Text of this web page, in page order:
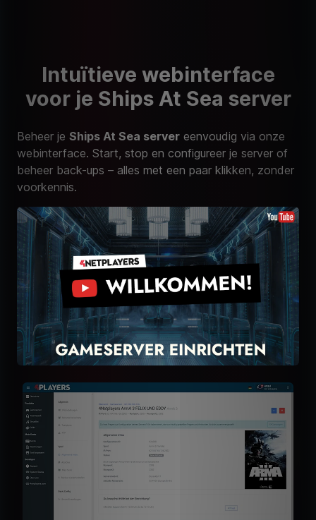
Intuïtieve webinterface
voor je Ships At Sea server
Beheer je Ships At Sea server eenvoudig via onze
webinterface. Start, stop en configureer je server of
beheer back-ups – alles met een paar klikken, zonder
voorkennis.